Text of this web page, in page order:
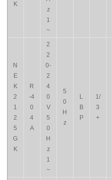
K
z
1
~
N
E
K
2
1
2
5
G
K
R
-4
0
4
A
2
2
0-
2
4
0
V
5
0
H
z
1
~
5
0
H
z
L
B
P
1/
3
+